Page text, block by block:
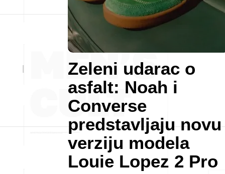
Zeleni udarac o
asfalt: Noah i
Converse
predstavljaju novu
verziju modela
Louie Lopez 2 Pro